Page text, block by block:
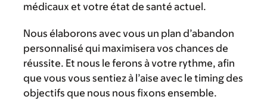
médicaux et votre état de santé actuel.
Nous élaborons avec vous un plan d’abandon
personnalisé qui maximisera vos chances de
réussite. Et nous le ferons à votre rythme, afin
que vous vous sentiez à l’aise avec le timing des
objectifs que nous nous fixons ensemble.